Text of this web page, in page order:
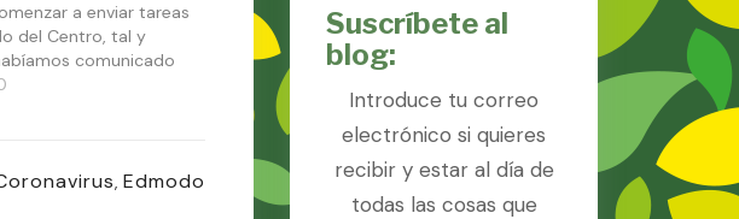
a enviar tareas
del Centro, tal y
comunicado
Como la
organizará el trabajo
, Edmodo
Suscríbete al
blog:
Introduce tu correo
electrónico si quieres
recibir y estar al día de
todas las cosas que